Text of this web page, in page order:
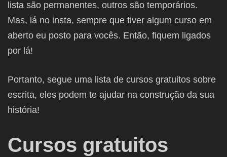
lista são permanentes, outros são temporários.
Mas, lá no insta, sempre que tiver algum curso em
aberto eu posto para vocês. Então, fiquem ligados
por lá!
Portanto, segue uma lista de cursos gratuitos sobre
escrita, eles podem te ajudar na construção da sua
história!
Cursos gratuitos